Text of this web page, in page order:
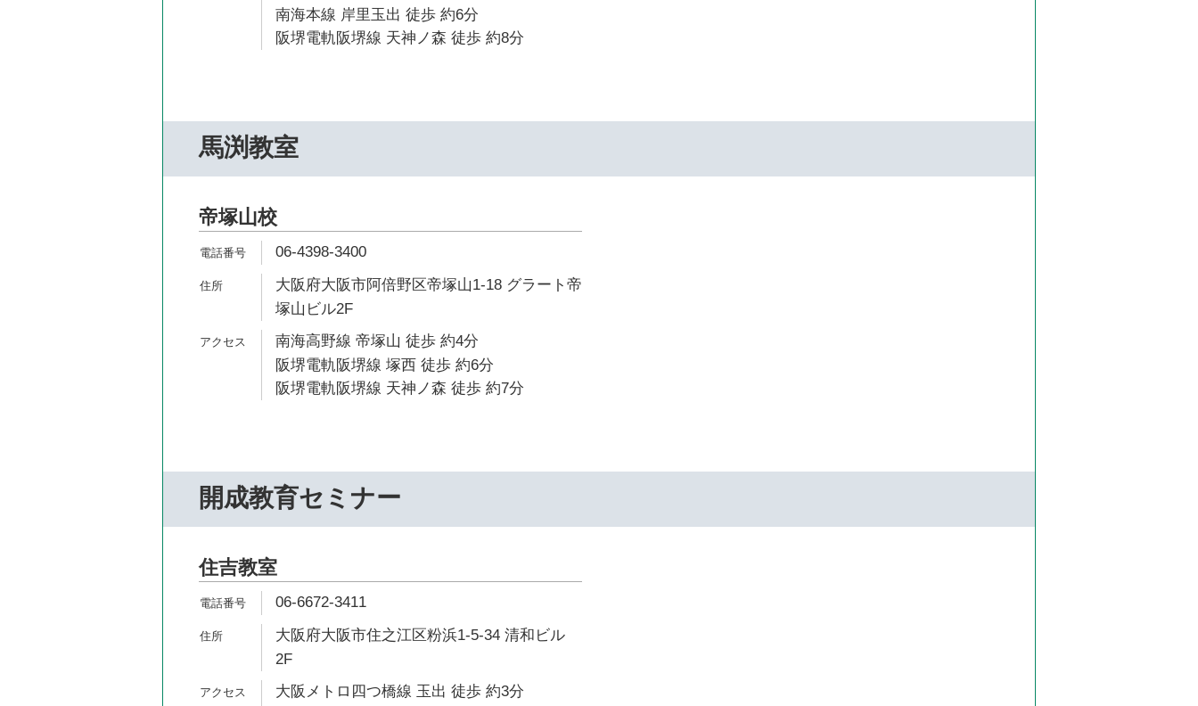
南海本線 岸里玉出 徒歩 約6分
阪堺電軌阪堺線 天神ノ森 徒歩 約8分
馬渕教室
帝塚山校
06-4398-3400
大阪府大阪市阿倍野区帝塚山1-18 グラート帝
塚山ビル2F
南海高野線 帝塚山 徒歩 約4分
阪堺電軌阪堺線 塚西 徒歩 約6分
阪堺電軌阪堺線 天神ノ森 徒歩 約7分
開成教育セミナー
住吉教室
06-6672-3411
大阪府大阪市住之江区粉浜1-5-34 清和ビル
2F
大阪メトロ四つ橋線 玉出 徒歩 約3分